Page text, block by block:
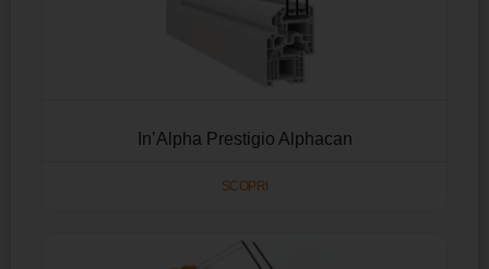
In’Alpha Prestigio Alphacan
SCOPRI